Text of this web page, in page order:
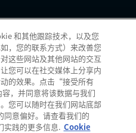
、社交媒体信息、短信或电话，请
和其他跟踪技术，以及您
，您的联系方式）来改善您
这些网站及其他网站的交互
您可以在社交媒体上分享内
的效果。点击“接受所有
，并同意将该数据与我们
您可以随时在我们网站底部
意偏好。请查看我们的
实践的更多信息. Cookie